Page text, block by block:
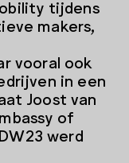
tijdens
makers,
vooral ook
in een
Joost van
of
werd